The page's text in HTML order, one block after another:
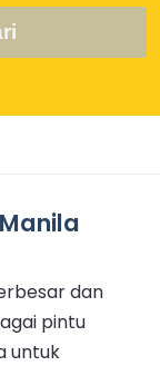
dan
pintu
untuk